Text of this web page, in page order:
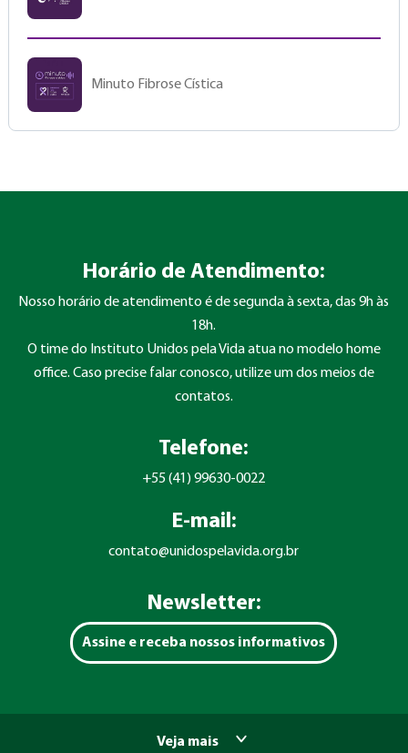
Minuto Fibrose Cística
Horário de Atendimento:
Nosso horário de atendimento é de segunda à sexta, das 9h às
18h.
O time do Instituto Unidos pela Vida atua no modelo home
office. Caso precise falar conosco, utilize um dos meios de
contatos.
Telefone:
+55 (41) 99630-0022
E-mail:
contato@unidospelavida.org.br
Newsletter:
Assine e receba nossos informativos
Veja mais